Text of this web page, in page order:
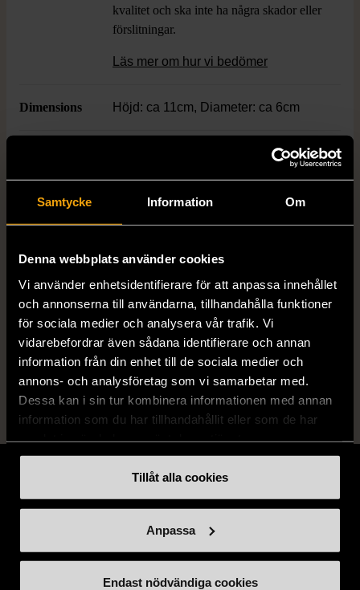
Samtycke Information Om
Denna webbplats använder cookies
Vi använder enhetsidentifierare för att anpassa innehållet
och annonserna till användarna, tillhandahålla funktioner
för sociala medier och analysera vår trafik. Vi
vidarebefordrar även sådana identifierare och annan
information från din enhet till de sociala medier och
annons- och analysföretag som vi samarbetar med.
Dessa kan i sin tur kombinera informationen med annan
information som du har tillhandahållit eller som de har
Tillåt alla cookies
Anpassa
Endast nödvändiga cookies
kvalitet och ska inte ha några skador eller
förslitningar.
Läs mer om hur vi bedömer
Dimensions Höjd: ca 11cm, Diameter: ca 6cm
Material
Produkten är unik och finns enbart som 1 st i lager.
Fri frakt på alla köp över 990 kr.
14 dagars ångerrät.